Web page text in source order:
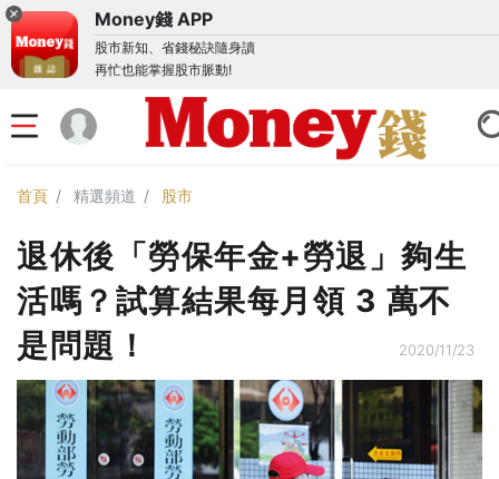
Money錢 APP
股市新知、省錢秘訣隨身讀
再忙也能掌握股市脈動!
首頁 精選頻道 股市
退休後「勞保年金+勞退」夠生
活嗎？試算結果每月領 3 萬不
是問題！
2020/11/23